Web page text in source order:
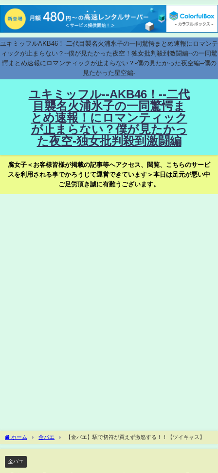
ユキミッフルAKB46！-二代目襲名火浦氷子の一同驚愕まとめ速報にロマンテ
ィックが止まらない？--僕が見たかった夜空！独女批判殺到激闘編--の一同驚
愕まとめ速報にロマンティックが止まらない？-僕の見たかった夜空編--僕の
見たかった星空編-
ユキミッフル--AKB46！--二代
目襲名火浦氷子の一同驚愕ま
とめ速報！にロマンティック
が止まらない？僕が見たかっ
た夜空-独女批判殺到激闘編
腐女子＜お客様皆様が掲載の記事等へアクセス、閲覧、こちらのサービ
スを利用される事でかろうじて運営できています＞本日は足元が悪い中
ご足労頂き誠に有難うございます。
ホーム 金バエ 【金バエ】駅で切符が買えず激怒する！！【ツイキャス】
金バエ